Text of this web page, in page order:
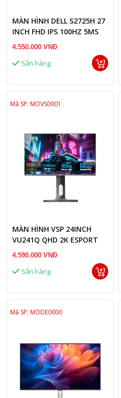
MÀN HÌNH DELL S2725H 27
INCH FHD IPS 100HZ 5MS
LOA
4.550.000 VNĐ
Sẵn hàng
Mã SP: MOVS0001
MÀN HÌNH VSP 24INCH
VU241Q QHD 2K ESPORT
GAMING 165HZ 1MS
4.590.000 VNĐ
Sẵn hàng
Mã SP: MODE0000